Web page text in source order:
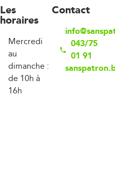
Les
horaires
Mercredi
au
dimanche :
de 10h à
16h
Contact
043/75
01 91